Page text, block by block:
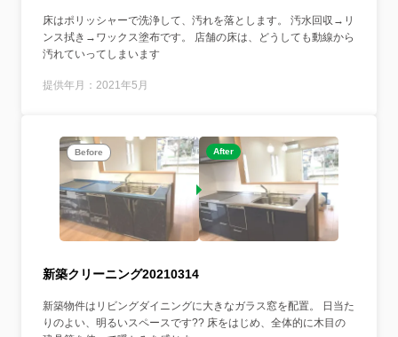
床はポリッシャーで洗浄して、汚れを落とします。 汚水回収→リ
ンス拭き→ワックス塗布です。 店舗の床は、どうしても動線から
汚れていってしまいます
提供年月：2021年5月
Before After
新築クリーニング20210314
新築物件はリビングダイニングに大きなガラス窓を配置。 日当た
りのよい、明るいスペースです?? 床をはじめ、全体的に木目の